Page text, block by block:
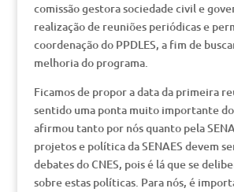
comissão gestora sociedade civil e
realização de reuniões periódicas e
coordenação do PPDLES, a fim de
melhoria do programa.
Ficamos de propor a data da primeira
sentido uma ponta muito importante
afirmou tanto por nós quanto pela
projetos e política da SENAES devem
debates do CNES, pois é lá que se
sobre estas políticas. Para nós, é